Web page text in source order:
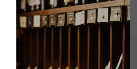
AUSVERKAUFT